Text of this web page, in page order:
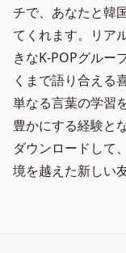
チで、あなたと韓
てくれます。リア
きなK-POPグルー
くまで語り合える
単なる言葉の学習
豊かにする経験と
ダウンロードして
境を越えた新しい